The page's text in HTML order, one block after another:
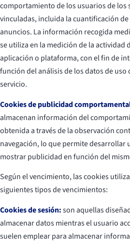
comportamiento de los usuarios de los
vinculadas, incluida la cuantificación
anuncios. La información recogida
se utiliza en la medición de la actividad
aplicación o plataforma, con el fin de
función del análisis de los datos de
servicio.
Cookies de publicidad
almacenan información del
obtenida a través de la observación
navegación, lo que permite desarrollar
mostrar publicidad en función del
Según el vencimiento, las cookies
siguientes tipos de vencimientos:
Cookies de sesión:son aquellas
almacenar datos mientras el usuario
suelen emplear para almacenar